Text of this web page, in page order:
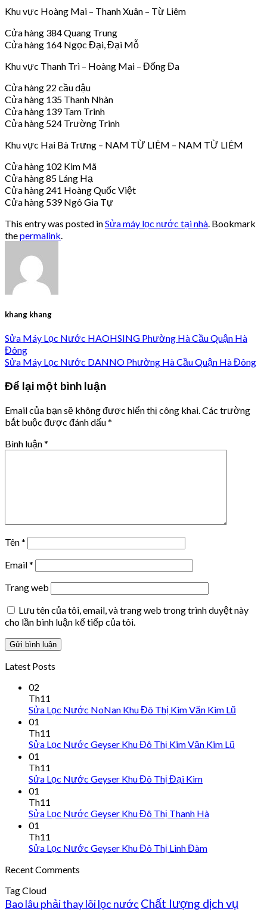
Khu vực Hoàng Mai – Thanh Xuân – Từ Liêm
Cửa hàng 384 Quang Trung
Cửa hàng 164 Ngọc Đại, Đại Mỗ
Khu vực Thanh Trì – Hoàng Mai – Đống Đa
Cửa hàng 22 cầu dậu
Cửa hàng 135 Thanh Nhàn
Cửa hàng 139 Tam Trinh
Cửa hàng 524 Trường Trinh
Khu vực Hai Bà Trưng – NAM TỪ LIÊM – NAM TỪ LIÊM
Cửa hàng 102 Kim Mã
Cửa hàng 85 Láng Hạ
Cửa hàng 241 Hoàng Quốc Việt
Cửa hàng 539 Ngô Gia Tự
This entry was posted inSửa máy lọc nước tại nhà . Bookmark
thepermalink
khang khang
Sửa Máy Lọc Nước HAOHSING Phường Hà Cầu Quận Hà
Đông
Sửa Máy Lọc Nước DANNO Phường Hà Cầu Quận Hà Đông
Để lại một bình luận
Email của bạn sẽ không được hiển thị công khai. Các trường
bắt buộc được đánh dấu*
Bình luận*
Tên*
Email*
Trang web
Lưu tên của tôi, email, và trang web trong trình duyệt này
cho lần bình luận kế tiếp của tôi.
Latest Posts
02
Th11
Sửa Lọc Nước NoNan Khu Đô Thị Kim Văn Kim Lũ
01
Th11
Sửa Lọc Nước Geyser Khu Đô Thị Kim Văn Kim Lũ
01
Th11
Sửa Lọc Nước Geyser Khu Đô Thị Đại Kim
01
Th11
Sửa Lọc Nước Geyser Khu Đô Thị Thanh Hà
01
Th11
Sửa Lọc Nước Geyser Khu Đô Thị Linh Đàm
Recent Comments
Tag Cloud
Bao lâu phải thay lõi lọc nước Chất lượng dịch vụ